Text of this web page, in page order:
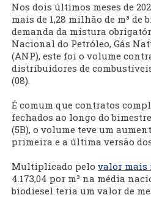
Nos dois últimos meses de
mais de 1,28 milhão de m³ de
demanda da mistura
Nacional do Petróleo, Gás
(ANP), este foi o volume
distribuidores de
(08).
É comum que contratos
fechados ao longo do
(5B), o volume teve um
primeira e a última versão
Multiplicado pelo valor mais
4.173,04 por m³ na média
biodiesel teria um valor de